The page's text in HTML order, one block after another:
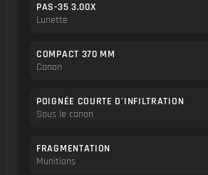
PAS-35 3.00X
Lunette
COMPACT 370 MM
Canon
POIGNÉE COURTE D'INFILTRATION
Sous le canon
FRAGMENTATION
Munitions